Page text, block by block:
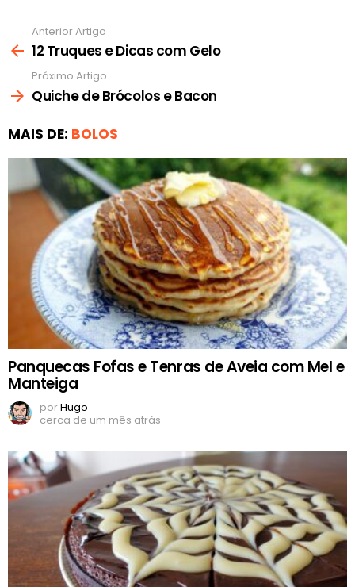
mais
Anterior Artigo
12 Truques e Dicas com Gelo
Próximo Artigo
Quiche de Brócolos e Bacon
MAIS DE: BOLOS
Panquecas Fofas e Tenras de Aveia com Mel e
Manteiga
porHugo
cerca de um mês atrás